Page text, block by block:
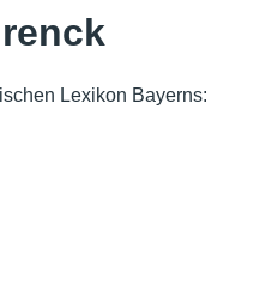
Lexikon Bayerns: